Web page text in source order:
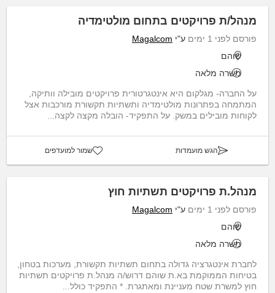
מנהל/ת פרויקטים בתחום מולטימדיה
פורסם לפני 1 ימים ע"י Magalcom
שוהם
משרה מלאה
על החברה- מגלקום היא אינטגרטורית פרויקטים מובילה וותיקה,
המתמחה בפתרונות מולטימדיה ותשתיות תקשורת מורכבות אצל
לקוחות מובילים במשק. על התפקיד- הובלה מקצה לקצה...
הגש מועמדות שמור למועדפים
מנהל.ת פרויקטים תשתיות חוץ
פורסם לפני 1 ימים ע"י Magalcom
שוהם
משרה מלאה
לחברת אינטגרציה גדולה בתחום תשתיות תקשורת, מערכות בטחון,
בטיחות הממוקמת בא.ת שוהם דרוש/ה מנהל.ת פרויקטים תשתיות
חוץ למשרת שטח מעניינת ומאתגרת. * התפקיד כולל...